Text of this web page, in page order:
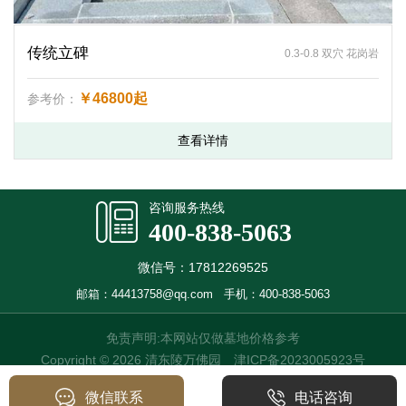
传统立碑 0.3-0.8 双穴 花岗岩
参考价： ￥46800起
查看详情
咨询服务热线
400-838-5063
微信号：17812269525
邮箱：44413758@qq.com 手机：400-838-5063
免责声明:本网站仅做墓地价格参考
Copyright © 2026 清东陵万佛园 津ICP备2023005923号
微信联系 电话咨询